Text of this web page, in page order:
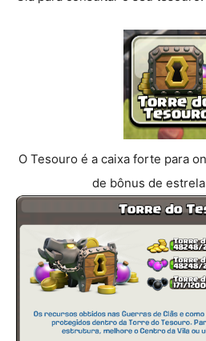
O Tesouro é a caixa forte para
de bônus de